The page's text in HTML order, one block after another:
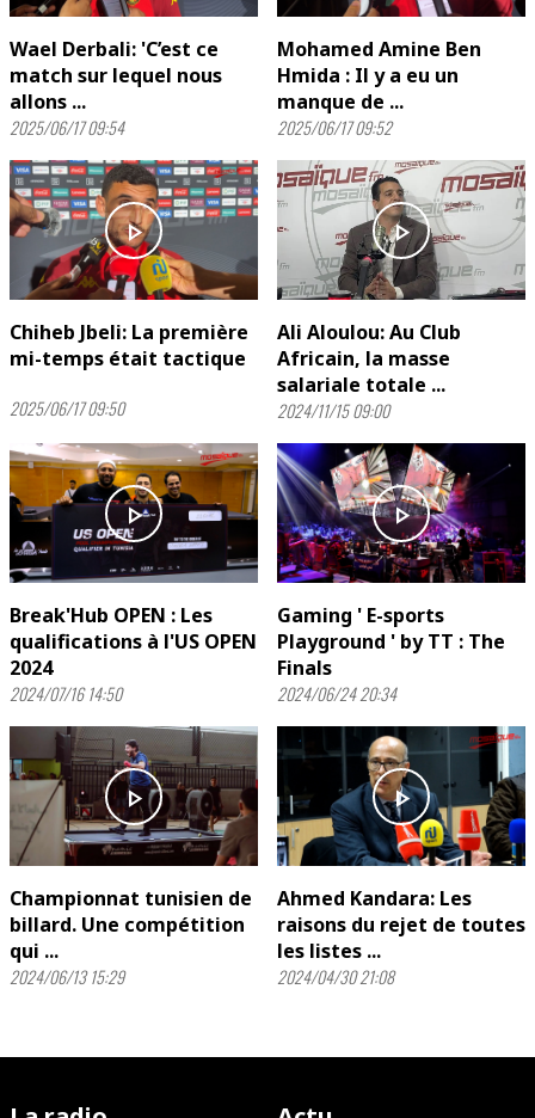
Wael Derbali: 'C’est ce
match sur lequel nous
allons ...
2025/06/17 09:54
Mohamed Amine Ben
Hmida : Il y a eu un
manque de ...
2025/06/17 09:52
play_arrow
Chiheb Jbeli: La première
mi-temps était tactique
2025/06/17 09:50
play_arrow
Ali Aloulou: Au Club
Africain, la masse
salariale totale ...
2024/11/15 09:00
play_arrow
Break'Hub OPEN : Les
qualifications à l'US OPEN
2024
2024/07/16 14:50
play_arrow
Gaming ' E-sports
Playground ' by TT : The
Finals
2024/06/24 20:34
play_arrow
Championnat tunisien de
billard. Une compétition
qui ...
2024/06/13 15:29
play_arrow
Ahmed Kandara: Les
raisons du rejet de toutes
les listes ...
2024/04/30 21:08